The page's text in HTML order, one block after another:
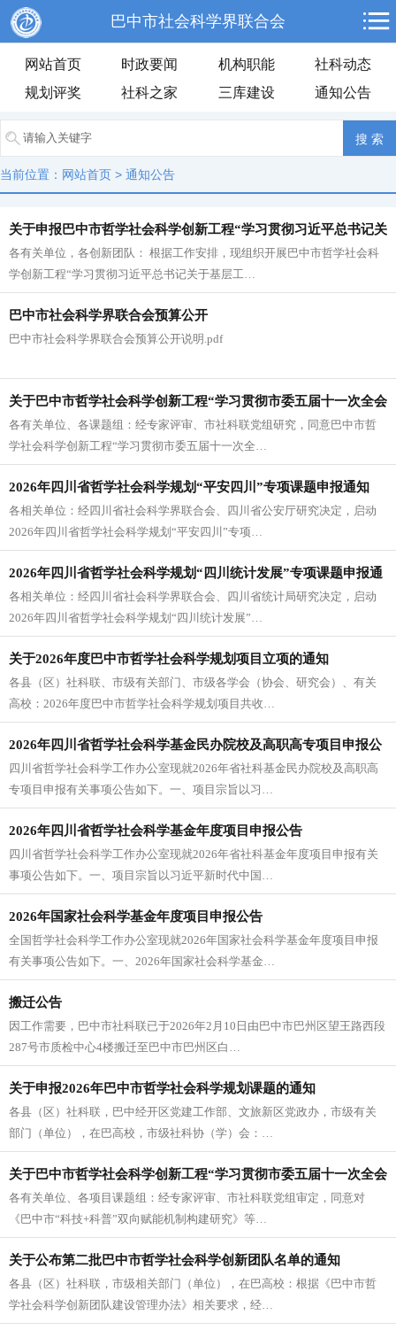
巴中市社会科学界联合会
网站首页 时政要闻 机构职能
社科动态
规划评奖
社科之家 三库建设 通知公告
当前位置： 网站首页 > 通知公告
关于申报巴中市哲学社会科学创新工程“学习贯彻习近平总书记关
于基层工作方法的重要论述”和“研究阐释市委五届十二次全会精
神”专项课题的通知
各有关单位，各创新团队： 根据工作安排，现组织开展巴中市哲学社会科
学创新工程“学习贯彻习近平总书记关于基层工…
巴中市社会科学界联合会预算公开
巴中市社会科学界联合会预算公开说明.pdf
关于巴中市哲学社会科学创新工程“学习贯彻市委五届十一次全会
精神”“揭榜挂帅” 专项课题结项的通知
各有关单位、各课题组：经专家评审、市社科联党组研究，同意巴中市哲
学社会科学创新工程“学习贯彻市委五届十一次全…
2026年四川省哲学社会科学规划“平安四川”专项课题申报通知
各相关单位：经四川省社会科学界联合会、四川省公安厅研究决定，启动
2026年四川省哲学社会科学规划“平安四川”专项…
2026年四川省哲学社会科学规划“四川统计发展”专项课题申报通
知
各相关单位：经四川省社会科学界联合会、四川省统计局研究决定，启动
2026年四川省哲学社会科学规划“四川统计发展”…
关于2026年度巴中市哲学社会科学规划项目立项的通知
各县（区）社科联、市级有关部门、市级各学会（协会、研究会）、有关
高校：2026年度巴中市哲学社会科学规划项目共收…
2026年四川省哲学社会科学基金民办院校及高职高专项目申报公
告
四川省哲学社会科学工作办公室现就2026年省社科基金民办院校及高职高
专项目申报有关事项公告如下。一、项目宗旨以习…
2026年四川省哲学社会科学基金年度项目申报公告
四川省哲学社会科学工作办公室现就2026年省社科基金年度项目申报有关
事项公告如下。一、项目宗旨以习近平新时代中国…
2026年国家社会科学基金年度项目申报公告
全国哲学社会科学工作办公室现就2026年国家社会科学基金年度项目申报
有关事项公告如下。一、2026年国家社会科学基金…
搬迁公告
因工作需要，巴中市社科联已于2026年2月10日由巴中市巴州区望王路西段
287号市质检中心4楼搬迁至巴中市巴州区白…
关于申报2026年巴中市哲学社会科学规划课题的通知
各县（区）社科联，巴中经开区党建工作部、文旅新区党政办，市级有关
部门（单位），在巴高校，市级社科协（学）会：…
关于巴中市哲学社会科学创新工程“学习贯彻市委五届十一次全会
精神”“揭榜挂帅” 专项课题立项的通知
各有关单位、各项目课题组：经专家评审、市社科联党组审定，同意对
《巴中市“科技+科普”双向赋能机制构建研究》等…
关于公布第二批巴中市哲学社会科学创新团队名单的通知
各县（区）社科联，市级相关部门（单位），在巴高校：根据《巴中市哲
学社会科学创新团队建设管理办法》相关要求，经…